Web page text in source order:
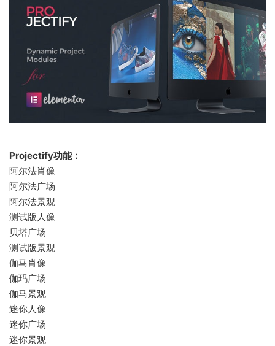
Projectify功能：
阿尔法肖像
阿尔法广场
阿尔法景观
测试版人像
贝塔广场
测试版景观
伽马肖像
伽玛广场
伽马景观
迷你人像
迷你广场
迷你景观